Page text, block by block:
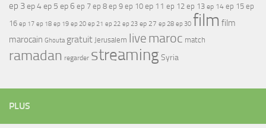
ep 3ep 4ep 5 ep 6 ep 7 ep 8 ep 9 ep 10 ep 11 ep 12 ep 13 ep 14 ep 15 ep
16 ep 17 ep 18 ep 19 ep 20 ep 21 ep 22 ep 23 ep 27 ep 28 ep 30 film film
marocain Ghouta gratuit Jerusalem live maroc match
ramadan regarder streamingSyria
PLUS